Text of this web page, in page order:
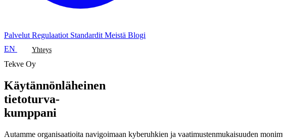
Palvelut Regulaatiot Standardit Meistä Blogi
EN
Yhteys
Tekve Oy
Käytännönläheinen
tietoturva-
kumppani
Autamme organisaatioita navigoimaan kyberuhkien ja vaatimustenmukaisuuden